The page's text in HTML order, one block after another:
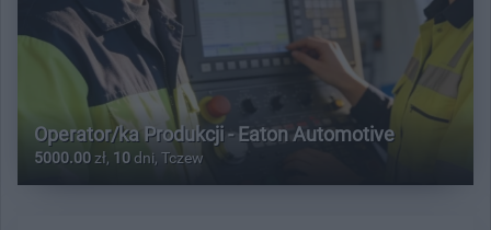
Operator/ka Produkcji - Eaton Automotive
5000.00 zł, 10 dni, Tczew